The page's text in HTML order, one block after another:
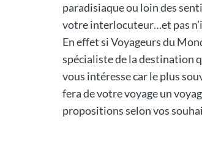
paradisiaque ou loin des
votre interlocuteur…et pas
En effet si Voyageurs du
spécialiste de la destination
vous intéresse car le plus
fera de votre voyage un
propositions selon vos